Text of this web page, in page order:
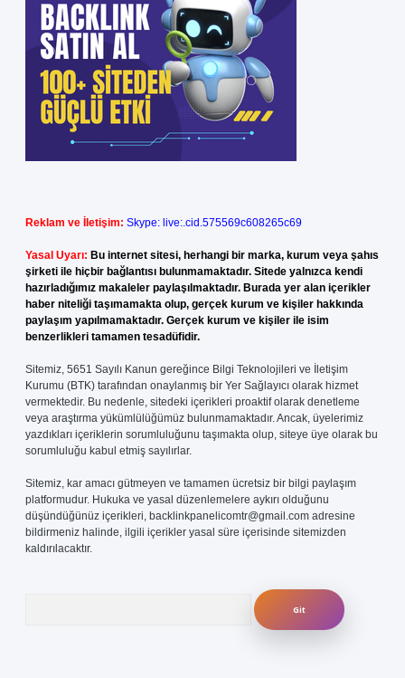
Reklam ve İletişim: Skype: live:.cid.575569c608265c69
Yasal Uyarı: Bu internet sitesi, herhangi bir marka, kurum veya şahıs
şirketi ile hiçbir bağlantısı bulunmamaktadır. Sitede yalnızca kendi
hazırladığımız makaleler paylaşılmaktadır. Burada yer alan içerikler
haber niteliği taşımamakta olup, gerçek kurum ve kişiler hakkında
paylaşım yapılmamaktadır. Gerçek kurum ve kişiler ile isim
benzerlikleri tamamen tesadüfidir.
Sitemiz, 5651 Sayılı Kanun gereğince Bilgi Teknolojileri ve İletişim
Kurumu (BTK) tarafından onaylanmış bir Yer Sağlayıcı olarak hizmet
vermektedir. Bu nedenle, sitedeki içerikleri proaktif olarak denetleme
veya araştırma yükümlülüğümüz bulunmamaktadır. Ancak, üyelerimiz
yazdıkları içeriklerin sorumluluğunu taşımakta olup, siteye üye olarak bu
sorumluluğu kabul etmiş sayılırlar.
Sitemiz, kar amacı gütmeyen ve tamamen ücretsiz bir bilgi paylaşım
platformudur. Hukuka ve yasal düzenlemelere aykırı olduğunu
düşündüğünüz içerikleri, backlinkpanelicomtr@gmail.com adresine
bildirmeniz halinde, ilgili içerikler yasal süre içerisinde sitemizden
kaldırılacaktır.